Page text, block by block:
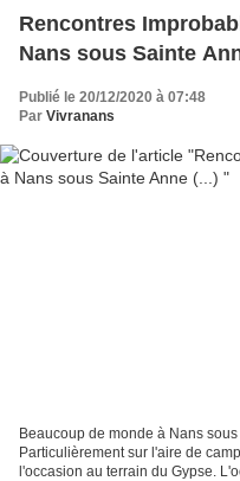
Rencontres
Nans sous Sainte
Publié le 20/12/2020 à 07:48
Par Vivranans
Beaucoup de monde à Nans sous
Particulièrement sur l'aire de
l'occasion au terrain du Gypse.